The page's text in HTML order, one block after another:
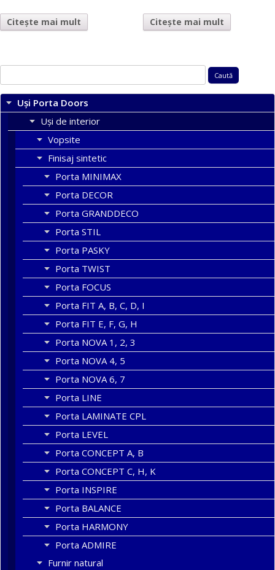
Citește mai mult Citește mai mult
după:
Uși Porta Doors
Uși de interior
Vopsite
Finisaj sintetic
Porta MINIMAX
Porta DECOR
Porta GRANDDECO
Porta STIL
Porta PASKY
Porta TWIST
Porta FOCUS
Porta FIT A, B, C, D, I
Porta FIT E, F, G, H
Porta NOVA 1, 2, 3
Porta NOVA 4, 5
Porta NOVA 6, 7
Porta LINE
Porta LAMINATE CPL
Porta LEVEL
Porta CONCEPT A, B
Porta CONCEPT C, H, K
Porta INSPIRE
Porta BALANCE
Porta HARMONY
Porta ADMIRE
Furnir natural